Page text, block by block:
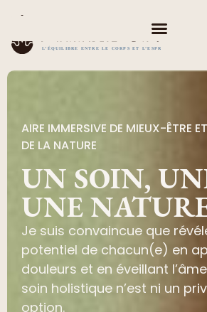
AIRE IMMERSIVE DE MIEUX-ÊTRE
DE LA NATURE
UN SOIN,
UNE
Je suis convaincue que
potentiel de chacun(e) en
douleurs et en éveillant
soin holistique n’est ni un
option.